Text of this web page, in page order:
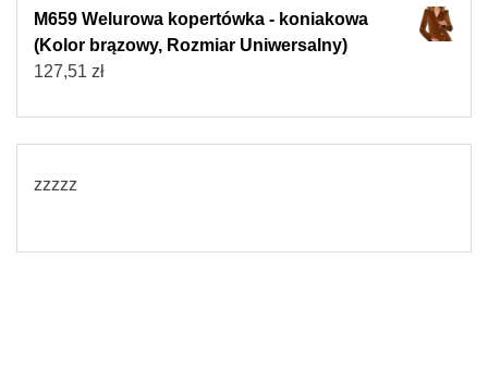
M659 Welurowa kopertówka - koniakowa
(Kolor brązowy, Rozmiar Uniwersalny)
127,51 zł
zzzzz